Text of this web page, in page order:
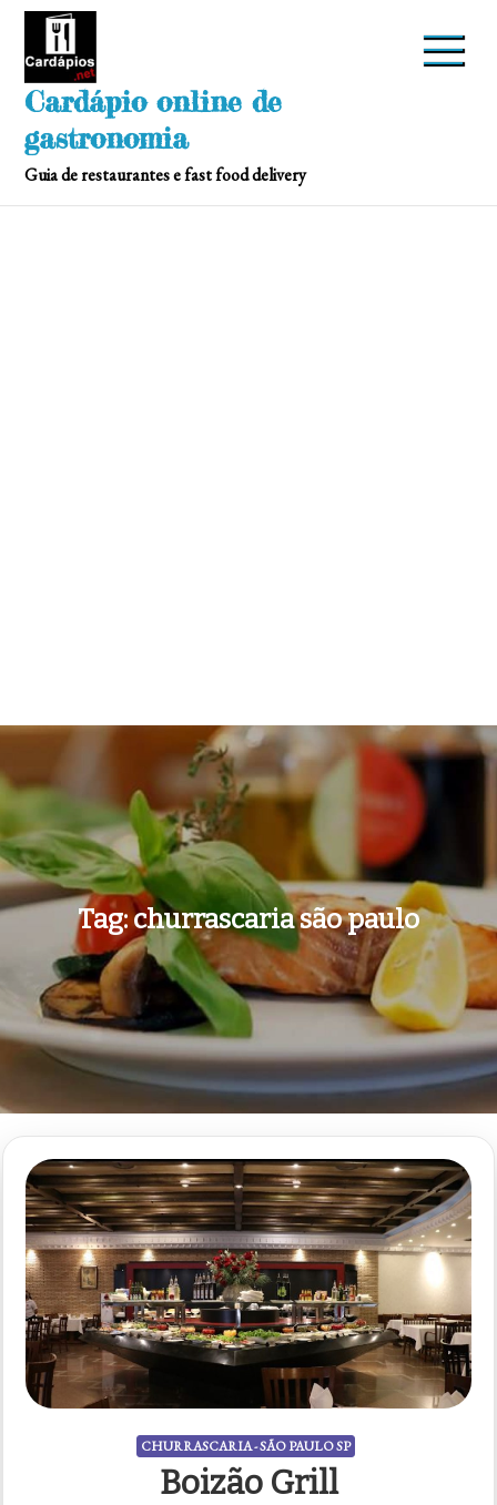
Skip
Cardápio online de
gastronomia
Guia de restaurantes e fast food delivery
Tag:churrascaria são paulo
CHURRASCARIA - SÃO PAULO SP
Boizão Grill